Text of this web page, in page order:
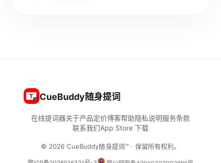
CueBuddy随身提词
在线提词器关于产品定价博客帮助隐私说明服务条款
联系我们App Store 下载
© 2026 CueBuddy随身提词™ · 保留所有权利。